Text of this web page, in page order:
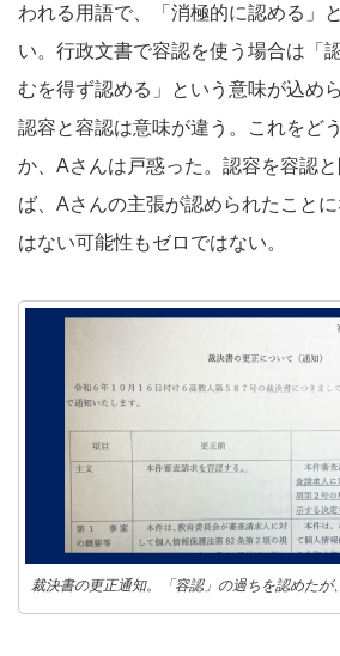
われる用語で、「消極的に認める」
い。行政文書で容認を使う場合は「
むを得ず認める」という意味が込め
認容と容認は意味が違う。これをど
か、Aさんは戸惑った。認容を容認
ば、Aさんの主張が認められたこと
はない可能性もゼロではない。
裁決書の更正通知。「容認」の過ちを認めたが